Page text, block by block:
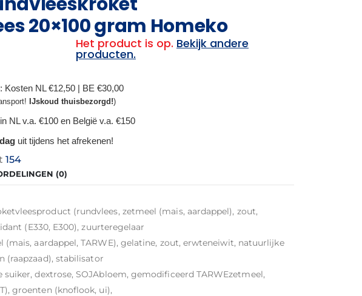
20×100 gram Homeko
Het product is op. Bekijk andere
producten.
Kosten NL €12,50 | BE €30,00
IJskoud thuisbezorgd!)
in NL v.a. €100 en België v.a. €150
uit tijdens het afrekenen!
154
(0)
(rundvlees, zetmeel (mais, aardappel), zout,
(E330, E300), zuurteregelaar
(mais, aardappel, TARWE), gelatine, zout, erwteneiwit, natuurlijke
(raapzaad), stabilisator
suiker, dextrose, SOJAbloem, gemodificeerd TARWEzetmeel,
groenten (knoflook, ui),